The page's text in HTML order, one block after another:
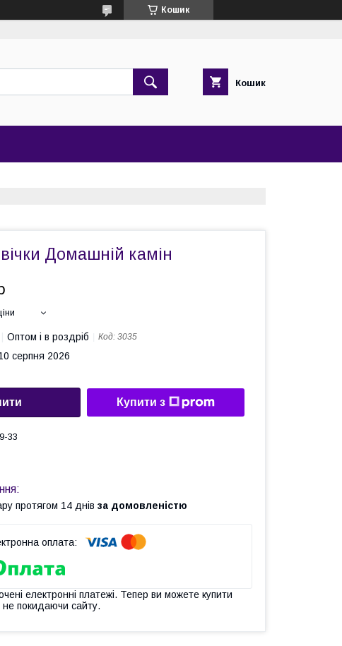
Кошик
Кошик
Домашній камін
Оптом і в роздріб Код: 3035
серпня 2026
Купити з
33
протягом 14 днів за домовленістю
електронні платежі. Тепер ви можете купити
покидаючи сайту.